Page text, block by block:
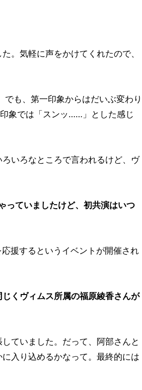
。気軽に声をかけてくれたので、
も、第一印象からはだいぶ変わり
象では「スンッ……」とした感じ
いろなところで言われるけど、ヴ
ていましたけど、初共演はいつ
援するというイベントが開催され
くヴィムス所属の福原綾香さんが
ていました。だって、阿部さんと
入り込めるかなって。最終的には